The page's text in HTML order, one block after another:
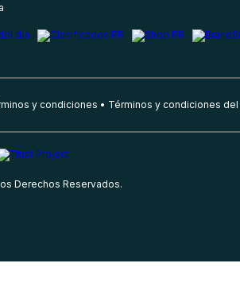
y condiciones Términos y condiciones
Derechos Reservados.